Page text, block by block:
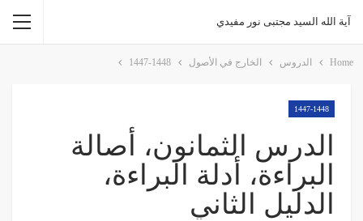
آية الله السيد مجتبى نور مفيدي
Home الدروس الخارج في الأصول 1447-1448
1447-1448
الدرس الثمانون، أصالة
البراءة، أدلة البراءة،
الدليل الثاني